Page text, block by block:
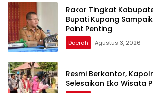
Rakor Tingkat
Bupati Kupang
Point Penting
Daerah Agustus 3, 2026
Resmi Berkantor,
Selesaikan Eko Wisata